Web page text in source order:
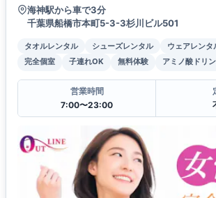
海神駅から車で3分
千葉県船橋市本町5-3-3杉川ビル501
タオルレンタル シューズレンタル ウェアレンタ
完全個室
子連れOK 無料体験 アミノ酸ドリ
営業時間
7:00〜23:00